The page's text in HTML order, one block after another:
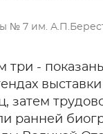
№ 7 им.
три -
затем
ранней